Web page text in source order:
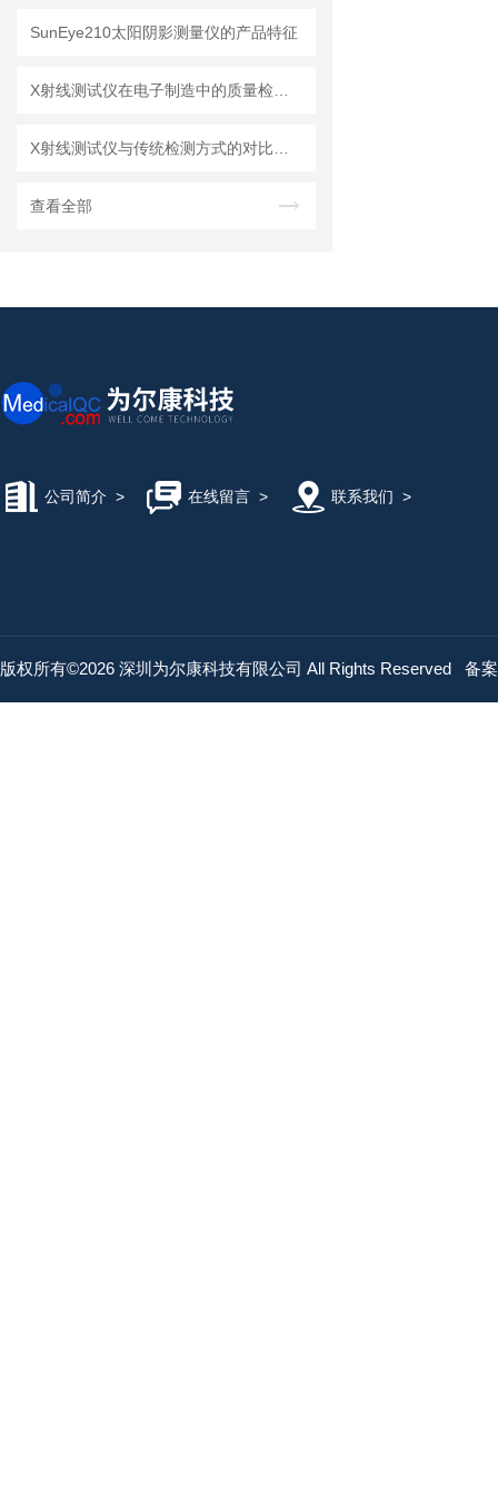
SunEye210太阳阴影测量仪的产品特征
查看全部
公司简介 > 在线留言> 联系我们 >
版权所有©2026 深圳为尔康科技有限公司 All Rights Reserved 备